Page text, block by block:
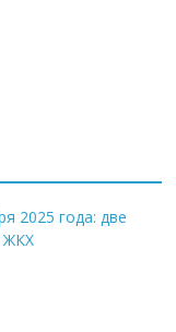
2025 года: две
ЖКХ